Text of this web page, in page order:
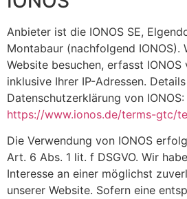
Anbieter ist die IONOS SE,
Montabaur (nachfolgend IONOS).
Website besuchen, erfasst
inklusive Ihrer IP-Adressen.
Datenschutzerklärung von IONOS:
https://www.ionos.de/terms-gtc/
Die Verwendung von IONOS
Art. 6 Abs. 1 lit. f DSGVO. Wir
Interesse an einer möglichst
unserer Website. Sofern eine